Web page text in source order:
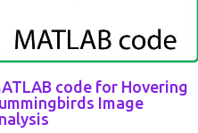
code for Hovering
Image